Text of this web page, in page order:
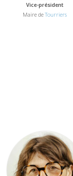
Vice-président
Maire deTourriers